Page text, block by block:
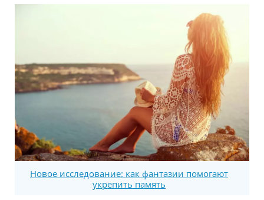
Новое исследование: как фантазии помогают
укрепить память